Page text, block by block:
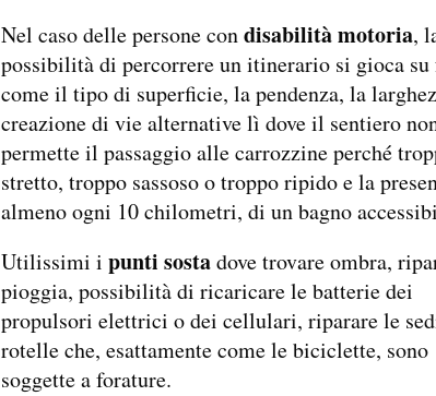
Nel caso delle persone condisabilità motoria,
possibilità di percorrere un itinerario si gioca
come il tipo di superficie, la pendenza, la
creazione di vie alternative lì dove il sentiero
permette il passaggio alle carrozzine perché
stretto, troppo sassoso o troppo ripido e la
almeno ogni 10 chilometri, di un bagno
Utilissimi i punti sostadove trovare ombra,
pioggia, possibilità di ricaricare le batterie dei
propulsori elettrici o dei cellulari, riparare le
rotelle che, esattamente come le biciclette, sono
soggette a forature.